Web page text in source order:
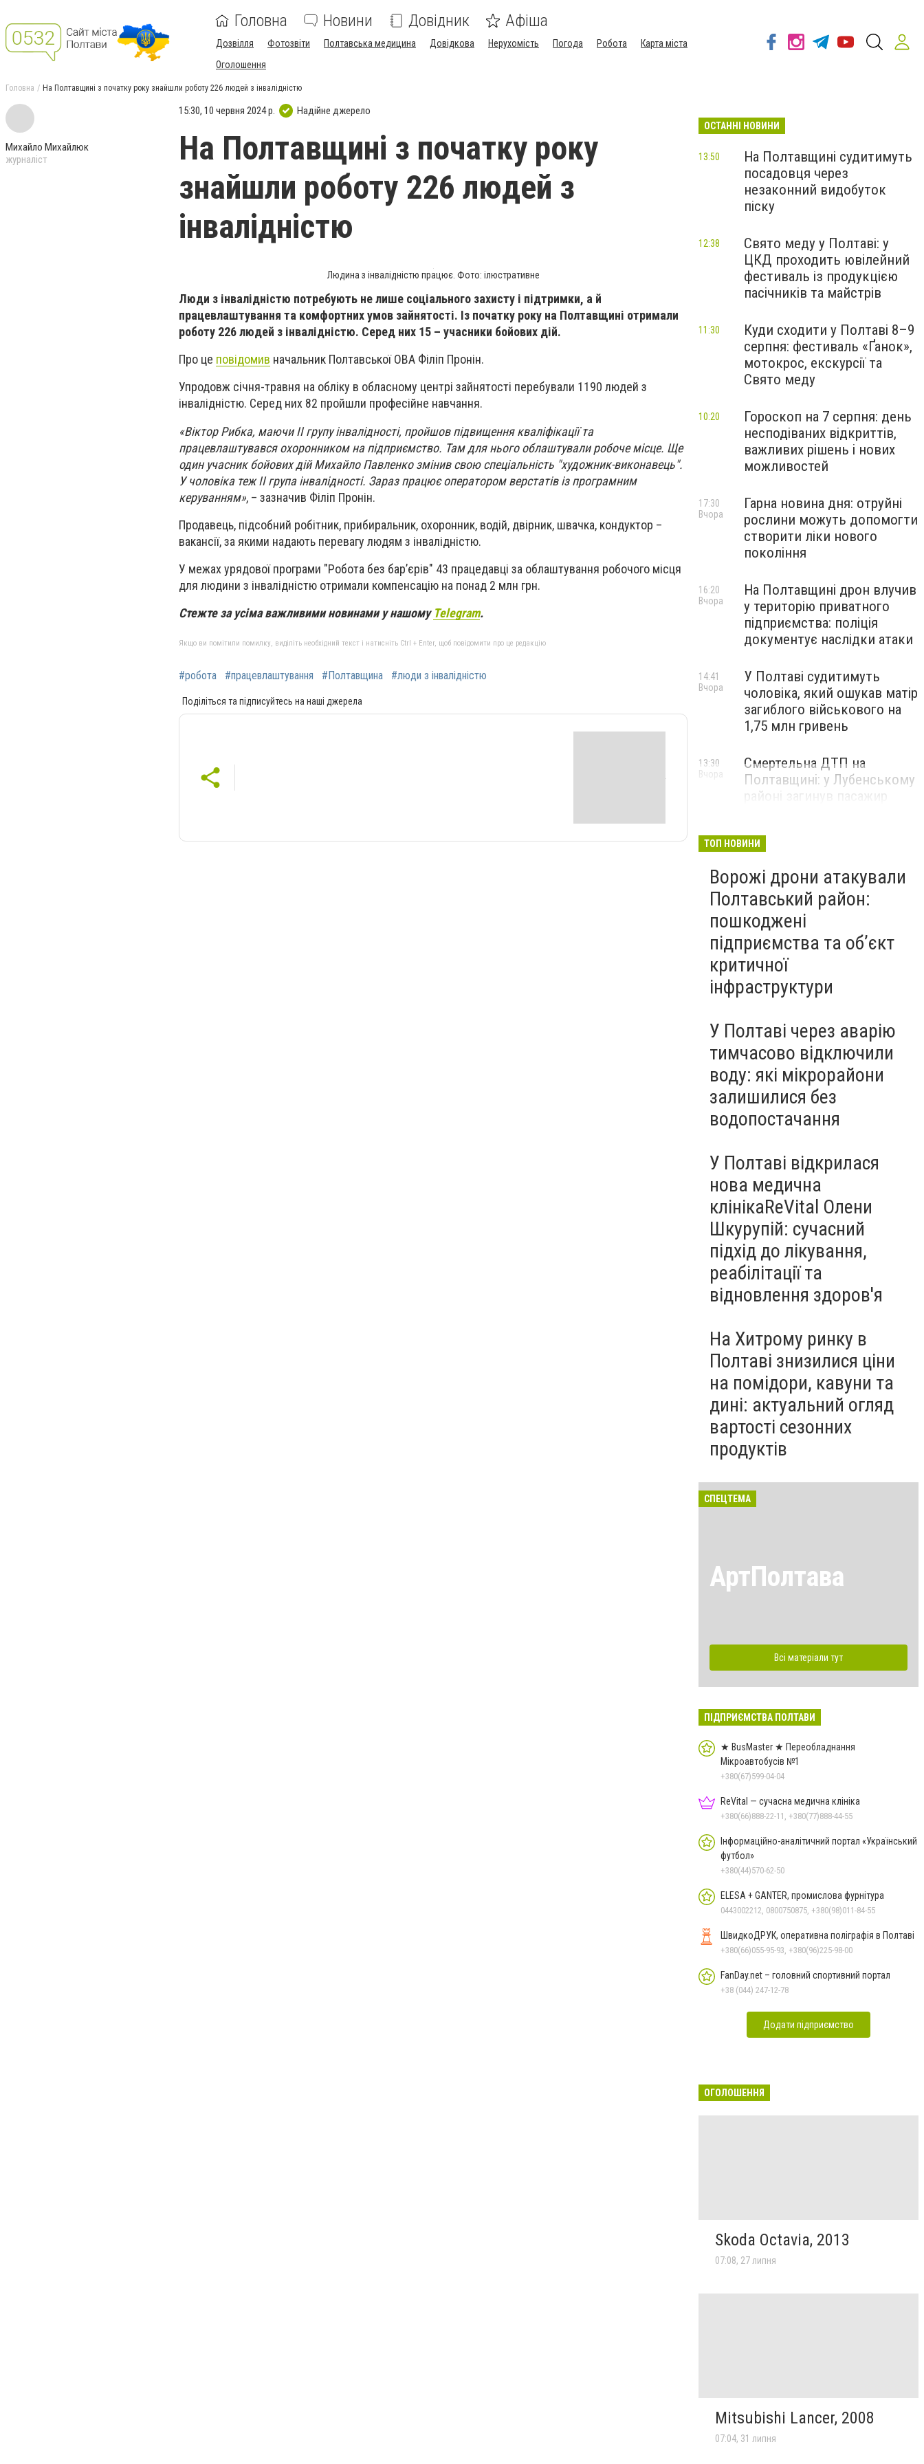
Головна Новини Довідник Афіша
Дозвілля Фотозвіти Полтавська медицина Довідкова Нерухомість Погода Робота
Карта міста
Оголошення
Головна На Полтавщині з початку року знайшли роботу 226 людей з інвалідністю
Михайло Михайлюк
журналіст
15:30, 10 червня 2024 р. Надійне джерело
На Полтавщині з початку року
знайшли роботу 226 людей з
інвалідністю
Людина з інвалідністю працює. Фото: ілюстративне
Люди з інвалідністю потребують не лише соціального захисту і підтримки, а й
працевлаштування та комфортних умов зайнятості. Із початку року на Полтавщині отримали
роботу 226 людей з інвалідністю. Серед них 15 – учасники бойових дій.
Про це повідомив начальник Полтавської ОВА Філіп Пронін.
Упродовж січня-травня на обліку в обласному центрі зайнятості перебували 1190 людей з
інвалідністю. Серед них 82 пройшли професійне навчання.
«Віктор Рибка, маючи II групу інвалідності, пройшов підвищення кваліфікації та
працевлаштувався охоронником на підприємство. Там для нього облаштували робоче місце. Ще
один учасник бойових дій Михайло Павленко змінив свою спеціальність "художник-виконавець".
У чоловіка теж II група інвалідності. Зараз працює оператором верстатів із програмним
керуванням», – зазначив Філіп Пронін.
Продавець, підсобний робітник, прибиральник, охоронник, водій, двірник, швачка, кондуктор –
вакансії, за якими надають перевагу людям з інвалідністю.
У межах урядової програми "Робота без бар’єрів" 43 працедавці за облаштування робочого місця
для людини з інвалідністю отримали компенсацію на понад 2 млн грн.
Стежте за усіма важливими новинами у нашому Telegram.
Якщо ви помітили помилку, виділіть необхідний текст і натисніть Ctrl + Enter, щоб повідомити про це редакцію
#робота #працевлаштування #Полтавщина #люди з інвалідністю
Поділіться та підписуйтесь на наші джерела
ОСТАННІ НОВИНИ
На Полтавщині судитимуть
посадовця через
незаконний видобуток
піску
13:50
Свято меду у Полтаві: у
ЦКД проходить ювілейний
фестиваль із продукцією
пасічників та майстрів
12:38
Куди сходити у Полтаві 8–9
серпня: фестиваль «Ґанок»,
мотокрос, екскурсії та
Свято меду
11:30
Гороскоп на 7 серпня: день
несподіваних відкриттів,
важливих рішень і нових
можливостей
10:20
Гарна новина дня: отруйні
рослини можуть допомогти
створити ліки нового
покоління
17:30
Вчора
На Полтавщині дрон влучив
у територію приватного
підприємства: поліція
документує наслідки атаки
16:20
Вчора
У Полтаві судитимуть
чоловіка, який ошукав матір
загиблого військового на
1,75 млн гривень
14:41
Вчора
Смертельна ДТП на
Полтавщині: у Лубенському
районі загинув пасажир
13:30
Вчора
ТОП НОВИНИ
Ворожі дрони атакували
Полтавський район:
пошкоджені
підприємства та об’єкт
критичної
інфраструктури
У Полтаві через аварію
тимчасово відключили
воду: які мікрорайони
залишилися без
водопостачання
У Полтаві відкрилася
нова медична
клінікаReVital Олени
Шкурупій: сучасний
підхід до лікування,
реабілітації та
відновлення здоров'я
На Хитрому ринку в
Полтаві знизилися ціни
на помідори, кавуни та
дині: актуальний огляд
вартості сезонних
продуктів
СПЕЦТЕМА
АртПолтава
Всі матеріали тут
ПІДПРИЄМСТВА ПОЛТАВИ
★ BusMaster ★ Переобладнання
Мікроавтобусів №1
+380(67)599-04-04
ReVital — сучасна медична клініка
+380(66)888-22-11, +380(77)888-44-55
Інформаційно-аналітичний портал «Український
футбол»
+380(44)570-62-50
ELESA + GANTER, промислова фурнітура
0443002212, 0800750875, +380(98)011-84-55
ШвидкоДРУК, оперативна поліграфія в Полтаві
+380(66)055-95-93, +380(96)225-98-00
FanDay.net – головний спортивний портал
+38 (044) 247-12-78
Додати підприємство
ОГОЛОШЕННЯ
Skoda Octavia, 2013
07:08, 27 липня
Mitsubishi Lancer, 2008
07:04, 31 липня